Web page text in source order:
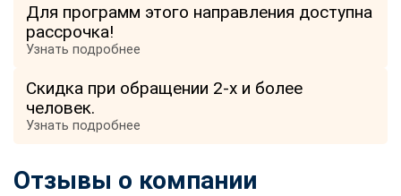
Для программ этого направления доступна
рассрочка!
Узнать подробнее
Скидка при обращении 2-х и более
человек.
Узнать подробнее
Отзывы о компании